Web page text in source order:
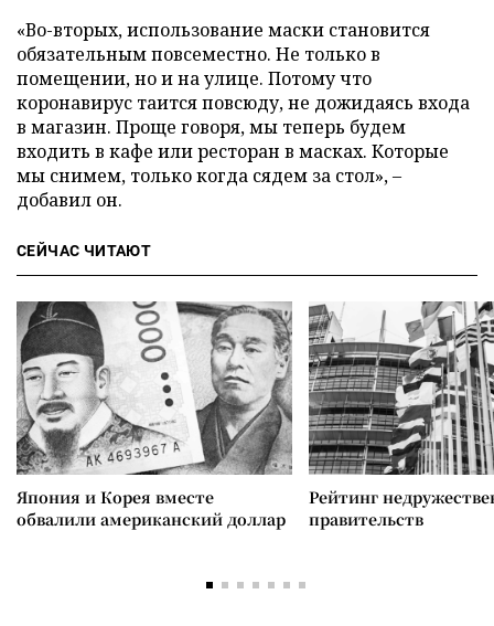
«Во-вторых, использование маски становится
обязательным повсеместно. Не только в
помещении, но и на улице. Потому что
коронавирус таится повсюду, не дожидаясь входа
в магазин. Проще говоря, мы теперь будем
входить в кафе или ресторан в масках. Которые
мы снимем, только когда сядем за стол», –
добавил он.
СЕЙЧАС ЧИТАЮТ
Япония и Корея вместе
обвалили американский доллар
Рейтинг
правительств